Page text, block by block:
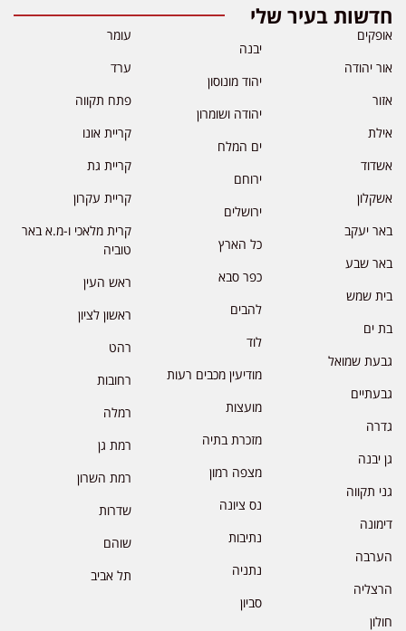
חדשות בעיר שלי
אופקים
אור יהודה
אזור
אילת
אשדוד
אשקלון
באר יעקב
באר שבע
בית שמש
בת ים
גבעת שמואל
גבעתיים
גדרה
גן יבנה
גני תקווה
דימונה
הערבה
הרצליה
חולון
יבנה
יהוד מונוסון
יהודה ושומרון
ים המלח
ירוחם
ירושלים
כל הארץ
כפר סבא
להבים
לוד
מודיעין מכבים רעות
מועצות
מזכרת בתיה
מצפה רמון
נס ציונה
נתיבות
נתניה
סביון
עומר
ערד
פתח תקווה
קריית אונו
קריית גת
קריית עקרון
קרית מלאכי ו-מ.א באר
טוביה
ראש העין
ראשון לציון
רהט
רחובות
רמלה
רמת גן
רמת השרון
שדרות
שוהם
תל אביב